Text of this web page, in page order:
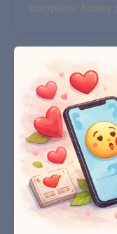
completo: buses